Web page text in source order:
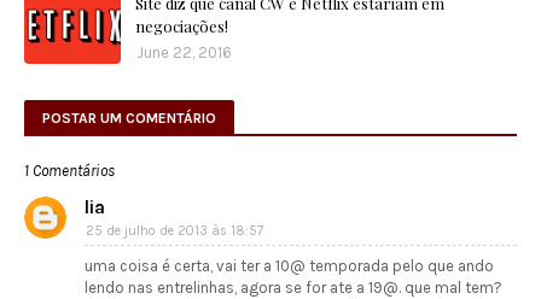
negociações!
June 22, 2016
POSTAR UM COMENTÁRIO
1 Comentários
lia
25 de julho de 2013 às 18:57
uma coisa é certa, vai ter a 10@ temporada pelo que ando
lendo nas entrelinhas, agora se for ate a 19@. que mal tem?